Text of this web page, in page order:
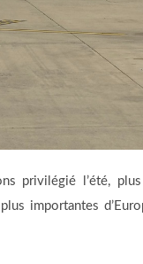
privilégié l’été,
importantes